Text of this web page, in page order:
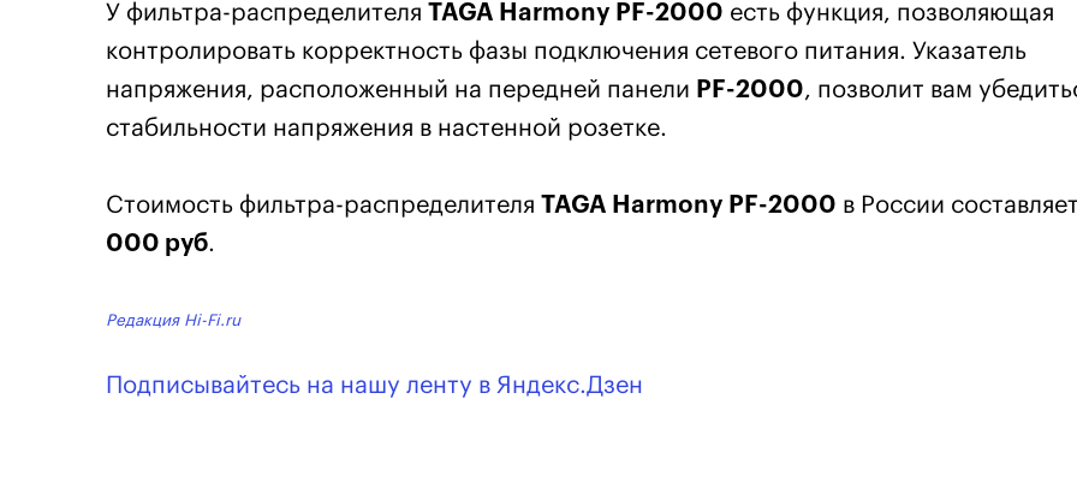
У фильтра-распределителя TAGA Harmony PF-2000 есть функция, позволяющая
контролировать корректность фазы подключения сетевого питания. Указатель
напряжения, расположенный на передней панели PF-2000, позволит вам
стабильности напряжения в настенной розетке.
Стоимость фильтра-распределителя TAGA Harmony PF-2000 в России
000 руб.
Редакция Hi-Fi.ru
Подписывайтесь на нашу ленту в Яндекс.Дзен